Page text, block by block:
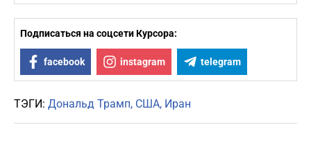
Подписаться на соцсети Курсора:
facebook instagram telegram
ТЭГИ: Дональд Трамп США Иран